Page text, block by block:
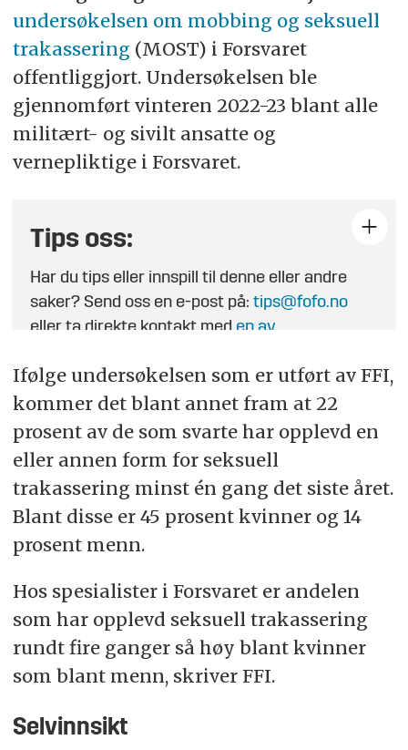
undersøkelsen om mobbing og seksuell
trakassering (MOST) i Forsvaret
offentliggjort. Undersøkelsen ble
gjennomført vinteren 2022-23 blant alle
militært- og sivilt ansatte og
vernepliktige i Forsvaret.
Tips oss:
Har du tips eller innspill til denne eller andre
saker? Send oss en e-post på:tips@fofo.no
eller ta direkte kontakt med en av
Ifølge undersøkelsen som er utført av FFI,
kommer det blant annet fram at 22
prosent av de som svarte har opplevd en
eller annen form for seksuell
trakassering minst én gang det siste året.
Blant disse er 45 prosent kvinner og 14
prosent menn.
Hos spesialister i Forsvaret er andelen
som har opplevd seksuell trakassering
rundt fire ganger så høy blant kvinner
som blant menn, skriver FFI.
Selvinnsikt